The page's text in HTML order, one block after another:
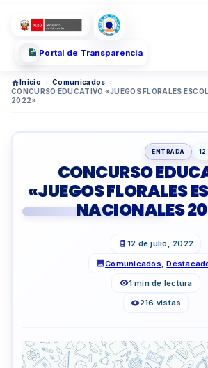
Portal de Transparencia
Inicio › Comunicados ›
CONCURSO EDUCATIVO «JUEGOS FLORALES
2022»
ENTRADA
CONCURSO
«JUEGOS FLORALES
NACIONALES
12 de julio, 2022
Comunicados ,
1 min de lectura
216 vistas
Reproductor
de